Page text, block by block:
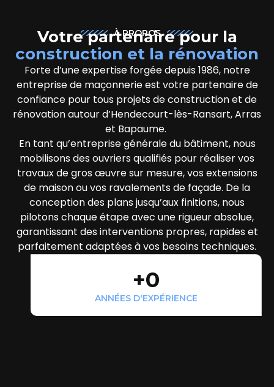
À PROPOS
Votre partenaire pour la
construction et la rénovation
Forte d’une expertise forgée depuis 1986, notre
entreprise de maçonnerie est votre partenaire de
confiance pour tous projets de construction et de
rénovation autour d’Hendecourt-lès-Ransart, Arras
et Bapaume.
En tant qu’entreprise générale du bâtiment, nous
mobilisons des ouvriers qualifiés pour réaliser vos
travaux de gros œuvre sur mesure, vos extensions
de maison ou vos ravalements de façade. De la
conception des plans jusqu’aux finitions, nous
pilotons chaque étape avec une rigueur absolue,
garantissant des interventions propres, rapides et
parfaitement adaptées à vos besoins techniques.
ANNÉES D'EXPÉRIENCE
+0